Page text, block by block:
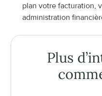
plan votre facturation,
administration
Plus